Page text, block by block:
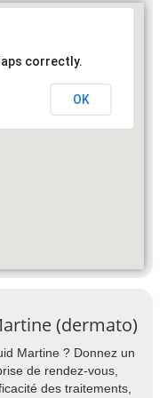
correctly.
OK
(dermato)
Martine ? Donnez un
de rendez-vous,
des traitements,